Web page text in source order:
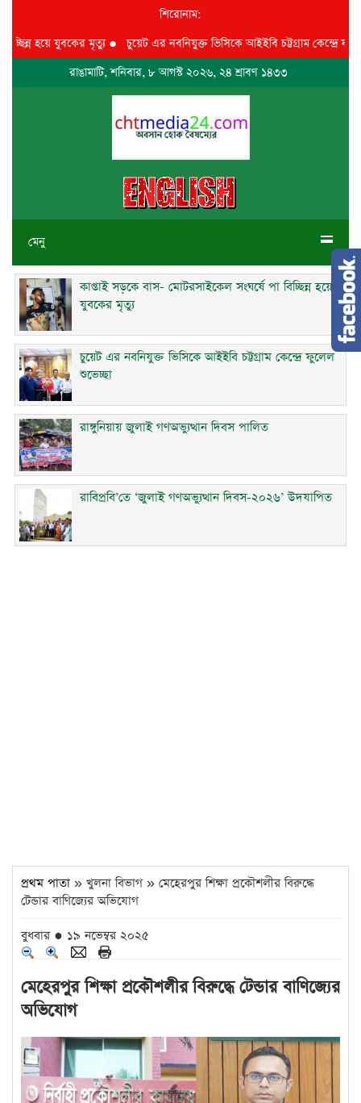
শিরোনাম:
হয়ে যুবকের মৃত্যু●চুয়েট এর নবনিযুক্ত ভিসিকে আইইবি চট্টগ্রাম কেন্দ্রে ফুলেল
রাঙামাটি, শনিবার, ৮ আগস্ট ২০২৬, ২৪ শ্রাবণ ১৪৩৩
মেনু
কাপ্তাই সড়কে বাস- মোটরসাইকেল সংঘর্ষে পা বিচ্ছিন্ন হয়ে
যুবকের মৃত্যু
চুয়েট এর নবনিযুক্ত ভিসিকে আইইবি চট্টগ্রাম কেন্দ্রে ফুলেল
শুভেচ্ছা
রাঙ্গুনিয়ায় জুলাই গণঅভ্যুত্থান দিবস পালিত
রাবিপ্রবি’তে ‘জুলাই গণঅভ্যুত্থান দিবস-২০২৬’ উদযাপিত
প্রথম পাতা » খুলনা বিভাগ » মেহেরপুর শিক্ষা প্রকৌশলীর বিরুদ্ধে
টেন্ডার বাণিজ্যের অভিযোগ
বুধবার ● ১৯ নভেম্বর ২০২৫
মেহেরপুর শিক্ষা প্রকৌশলীর বিরুদ্ধে টেন্ডার বাণিজ্যের
অভিযোগ